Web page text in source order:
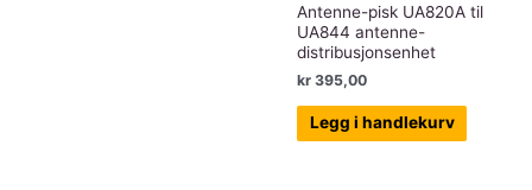
Antenne-pisk UA820A til
UA844 antenne-
distribusjonsenhet
kr 395,00
Legg i handlekurv